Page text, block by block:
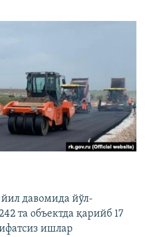
давомида йўл-
та объектда қарийб 17
ишлар